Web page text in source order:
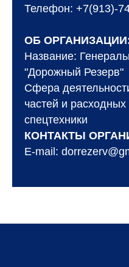
Телефон: +7(913)-
ОБ
Название:
"Дорожный Резерв"
Сфера
частей и
спецтехники
КОНТАКТЫ
E-mail: